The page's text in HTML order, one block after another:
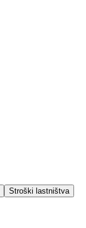
Stroški lastništva